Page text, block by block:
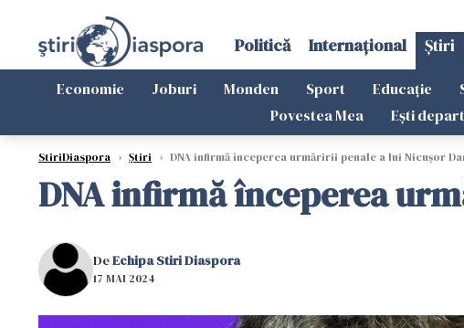
Politică Internațional Știri
Economie Joburi Monden Sport Educație
Povestea Mea
Ești
StiriDiaspora › Știri › DNA infirmă începerea urmăririi penale a lui Nicuşor
DNA infirmă începerea
DeEchipa Stiri Diaspora
17 MAI 2024